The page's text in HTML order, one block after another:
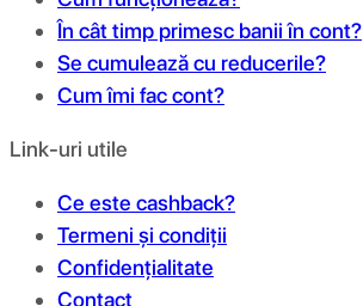
În cât timp primesc banii în cont?
Se cumulează cu reducerile?
Cum îmi fac cont?
Link-uri utile
Ce este cashback?
Termeni și condiții
Confidențialitate
Contact